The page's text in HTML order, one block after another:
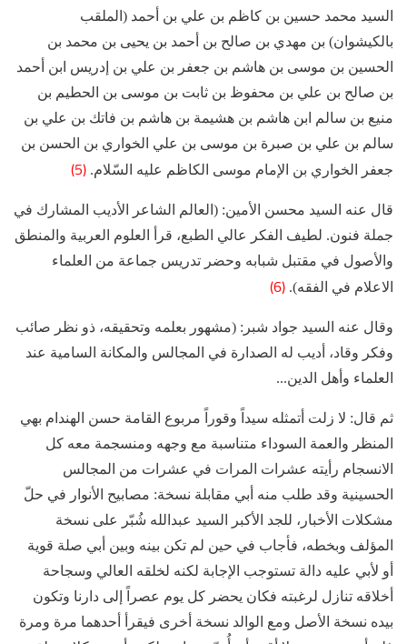
السيد محمد حسين بن كاظم بن علي بن أحمد (الملقب
بالكيشوان) بن مهدي بن صالح بن أحمد بن يحيى بن محمد بن
الحسين بن موسى بن هاشم بن جعفر بن علي بن إدريس ابن أحمد
بن صالح بن علي بن محفوظ بن ثابت بن موسى بن الحطيم بن
منيع بن سالم ابن هاشم بن هشيمة بن هاشم بن فاتك بن علي بن
سالم بن علي بن صبرة بن موسى بن علي الخواري بن الحسن بن
جعفر الخواري بن الإمام موسى الكاظم عليه السّلام. (5)
قال عنه السيد محسن الأمين: (العالم الشاعر الأديب المشارك في
جملة فنون. لطيف الفكر عالي الطبع، قرأ العلوم العربية والمنطق
والأصول في مقتبل شبابه وحضر تدريس جماعة من العلماء
الاعلام في الفقه). (6)
وقال عنه السيد جواد شبر: (مشهور بعلمه وتحقيقه، ذو نظر صائب
وفكر وقاد، أديب له الصدارة في المجالس والمكانة السامية عند
العلماء وأهل الدين...
ثم قال: لا زلت أتمثله سيداً وقوراً مربوع القامة حسن الهندام بهي
المنظر والعمة السوداء متناسبة مع وجهه ومنسجمة معه كل
الانسجام رأيته عشرات المرات في عشرات من المجالس
الحسينية وقد طلب منه أبي مقابلة نسخة: مصابيح الأنوار في حلّ
مشكلات الأخبار، للجد الأكبر السيد عبدالله شُبّر على نسخة
المؤلف وبخطه، فأجاب في حين لم تكن بينه وبين أبي صلة قوية
أو لأبي عليه دالة تستوجب الإجابة لكنه لخلقه العالي وسجاحة
أخلاقه تنازل لرغبته فكان يحضر كل يوم عصراً إلى دارنا وتكون
بيده نسخة الأصل ومع الوالد نسخة أخرى فيقرأ أحدهما مرة ومرة